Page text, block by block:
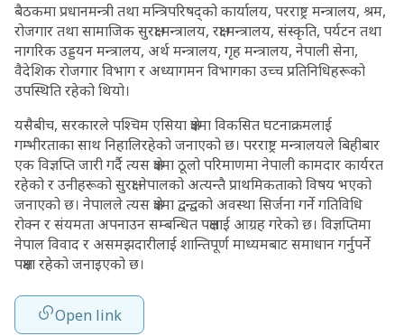
बैठकमा प्रधानमन्त्री तथा मन्त्रिपरिषद्को कार्यालय, परराष्ट्र मन्त्रालय, श्रम,
रोजगार तथा सामाजिक सुरक्षा मन्त्रालय, रक्षा मन्त्रालय, संस्कृति, पर्यटन तथा
नागरिक उड्डयन मन्त्रालय, अर्थ मन्त्रालय, गृह मन्त्रालय, नेपाली सेना,
वैदेशिक रोजगार विभाग र अध्यागमन विभागका उच्च प्रतिनिधिहरूको
उपस्थिति रहेको थियो।
यसैबीच, सरकारले पश्चिम एसिया क्षेत्रमा विकसित घटनाक्रमलाई
गम्भीरताका साथ निहालिरहेको जनाएको छ। परराष्ट्र मन्त्रालयले बिहीबार
एक विज्ञप्ति जारी गर्दै त्यस क्षेत्रमा ठूलो परिमाणमा नेपाली कामदार कार्यरत
रहेको र उनीहरूको सुरक्षा नेपालको अत्यन्तै प्राथमिकताको विषय भएको
जनाएको छ। नेपालले त्यस क्षेत्रमा द्वन्द्वको अवस्था सिर्जना गर्ने गतिविधि
रोक्न र संयमता अपनाउन सम्बन्धित पक्षलाई आग्रह गरेको छ। विज्ञप्तिमा
नेपाल विवाद र असमझदारीलाई शान्तिपूर्ण माध्यमबाट समाधान गर्नुपर्ने
पक्षमा रहेको जनाइएको छ।
Open link